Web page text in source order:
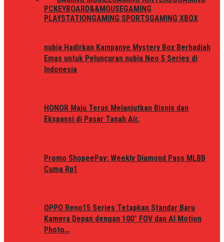
PCKEYBOARD&&MOUSEGAMING
PLAYSTATIONGAMING SPORTSGAMING XBOX
nubia Hadirkan Kampanye Mystery Box Berhadiah
Emas untuk Peluncuran nubia Neo 5 Series di
Indonesia
HONOR Maju Terus Melanjutkan Bisnis dan
Ekspansi di Pasar Tanah Air.
Promo ShopeePay: Weekly Diamond Pass MLBB
Cuma Rp1
OPPO Reno15 Series Tetapkan Standar Baru
Kamera Depan dengan 100° FOV dan AI Motion
Photo…